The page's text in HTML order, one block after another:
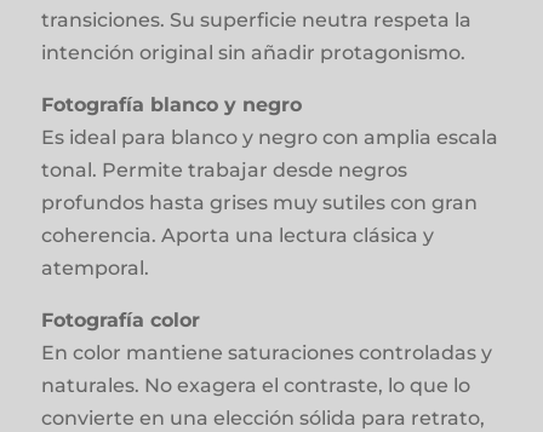
transiciones. Su superficie neutra respeta la
intención original sin añadir protagonismo.
Fotografía blanco y negro
Es ideal para blanco y negro con amplia escala
tonal. Permite trabajar desde negros
profundos hasta grises muy sutiles con gran
coherencia. Aporta una lectura clásica y
atemporal.
Fotografía color
En color mantiene saturaciones controladas y
naturales. No exagera el contraste, lo que lo
convierte en una elección sólida para retrato,